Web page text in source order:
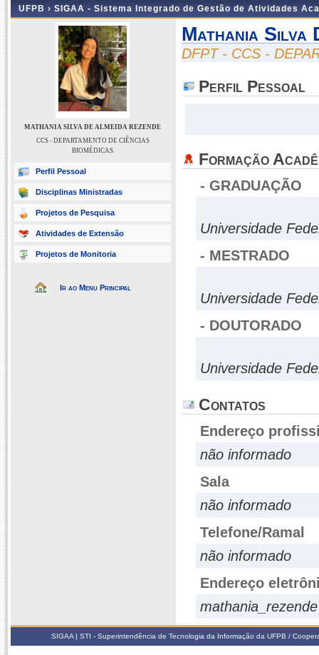
UFPB › SIGAA - Sistema Integrado de Gestão de Atividades
MATHANIA SILVA DE ALMEIDA REZENDE
CCS - DEPARTAMENTO DE CIÊNCIAS
BIOMÉDICAS
Perfil Pessoal
Disciplinas Ministradas
Projetos de Pesquisa
Atividades de Extensão
Projetos de Monitoria
Ir ao Menu Principal
Mathania Silva
DFPT - CCS -
Perfil Pessoal
Formação
- GRADUAÇÃO
Universidade
- MESTRADO
Universidade
- DOUTORADO
Universidade
Contatos
Endereço
não informado
Sala
não informado
Telefone/Ramal
não informado
Endereço
SIGAA | STI - Superintendência de Tecnologia da Informação da UFPB /